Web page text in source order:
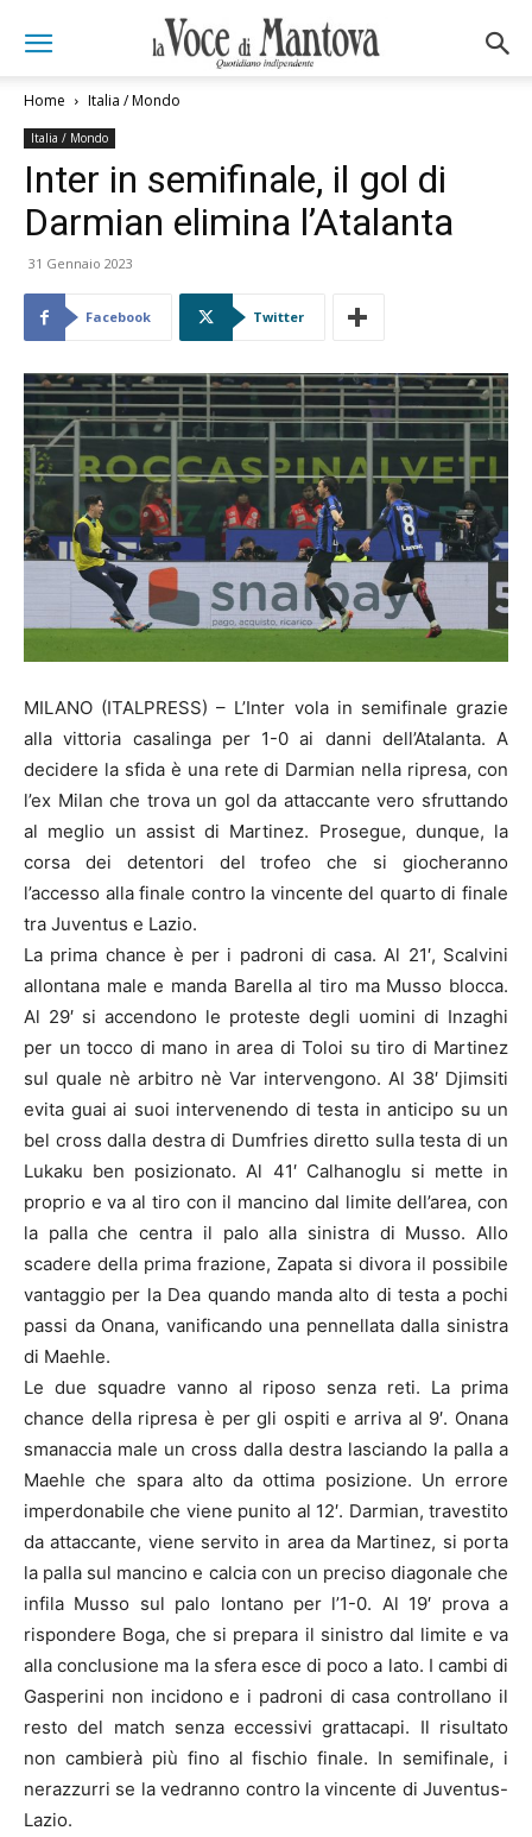
Home Italia / Mondo
Italia / Mondo
Inter in semifinale, il gol di
Darmian elimina l’Atalanta
31 Gennaio 2023
Facebook Twitter
MILANO (ITALPRESS) – L’Inter vola in semifinale grazie
alla vittoria casalinga per 1-0 ai danni dell’Atalanta. A
decidere la sfida è una rete di Darmian nella ripresa, con
l’ex Milan che trova un gol da attaccante vero sfruttando
al meglio un assist di Martinez. Prosegue, dunque, la
corsa dei detentori del trofeo che si giocheranno
l’accesso alla finale contro la vincente del quarto di finale
tra Juventus e Lazio.
La prima chance è per i padroni di casa. Al 21′, Scalvini
allontana male e manda Barella al tiro ma Musso blocca.
Al 29′ si accendono le proteste degli uomini di Inzaghi
per un tocco di mano in area di Toloi su tiro di Martinez
sul quale nè arbitro nè Var intervengono. Al 38′ Djimsiti
evita guai ai suoi intervenendo di testa in anticipo su un
bel cross dalla destra di Dumfries diretto sulla testa di un
Lukaku ben posizionato. Al 41′ Calhanoglu si mette in
proprio e va al tiro con il mancino dal limite dell’area, con
la palla che centra il palo alla sinistra di Musso. Allo
scadere della prima frazione, Zapata si divora il possibile
vantaggio per la Dea quando manda alto di testa a pochi
passi da Onana, vanificando una pennellata dalla sinistra
di Maehle.
Le due squadre vanno al riposo senza reti. La prima
chance della ripresa è per gli ospiti e arriva al 9′. Onana
smanaccia male un cross dalla destra lasciando la palla a
Maehle che spara alto da ottima posizione. Un errore
imperdonabile che viene punito al 12′. Darmian, travestito
da attaccante, viene servito in area da Martinez, si porta
la palla sul mancino e calcia con un preciso diagonale che
infila Musso sul palo lontano per l’1-0. Al 19′ prova a
rispondere Boga, che si prepara il sinistro dal limite e va
alla conclusione ma la sfera esce di poco a lato. I cambi di
Gasperini non incidono e i padroni di casa controllano il
resto del match senza eccessivi grattacapi. Il risultato
non cambierà più fino al fischio finale. In semifinale, i
nerazzurri se la vedranno contro la vincente di Juventus-
Lazio.